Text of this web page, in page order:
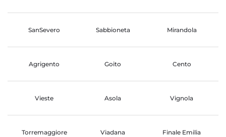
SanSevero Sabbioneta Mirandola
Agrigento Goito Cento
Vieste Asola Vignola
Torremaggiore Viadana Finale Emilia